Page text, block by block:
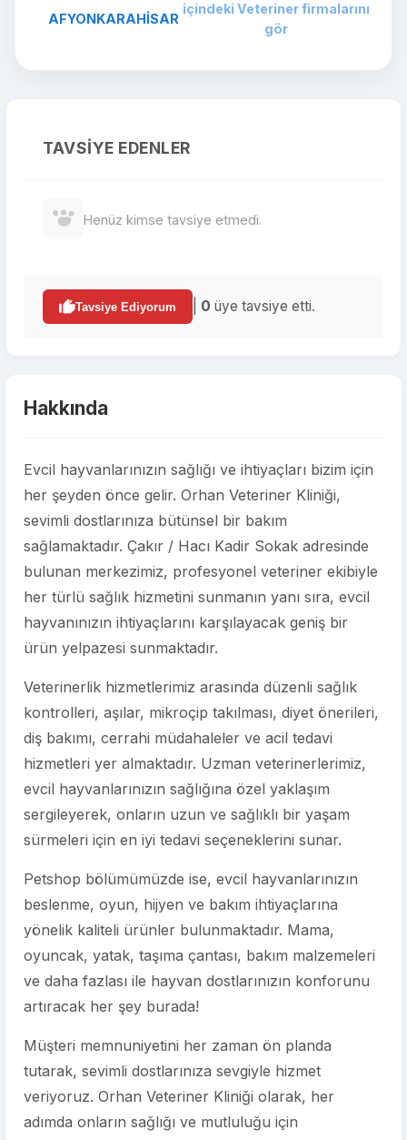
AFYONKARAHİSAR
içindeki Veteriner firmalarını
gör
TAVSIYE EDENLER
Henüz kimse tavsiye etmedi.
Tavsiye Ediyorum 0 üye tavsiye etti.
Hakkında
Evcil hayvanlarınızın sağlığı ve ihtiyaçları bizim için
her şeyden önce gelir. Orhan Veteriner Kliniği,
sevimli dostlarınıza bütünsel bir bakım
sağlamaktadır. Çakır / Hacı Kadir Sokak adresinde
bulunan merkezimiz, profesyonel veteriner ekibiyle
her türlü sağlık hizmetini sunmanın yanı sıra, evcil
hayvanınızın ihtiyaçlarını karşılayacak geniş bir
ürün yelpazesi sunmaktadır.
Veterinerlik hizmetlerimiz arasında düzenli sağlık
kontrolleri, aşılar, mikroçip takılması, diyet önerileri,
diş bakımı, cerrahi müdahaleler ve acil tedavi
hizmetleri yer almaktadır. Uzman veterinerlerimiz,
evcil hayvanlarınızın sağlığına özel yaklaşım
sergileyerek, onların uzun ve sağlıklı bir yaşam
sürmeleri için en iyi tedavi seçeneklerini sunar.
Petshop bölümümüzde ise, evcil hayvanlarınızın
beslenme, oyun, hijyen ve bakım ihtiyaçlarına
yönelik kaliteli ürünler bulunmaktadır. Mama,
oyuncak, yatak, taşıma çantası, bakım malzemeleri
ve daha fazlası ile hayvan dostlarınızın konforunu
artıracak her şey burada!
Müşteri memnuniyetini her zaman ön planda
tutarak, sevimli dostlarınıza sevgiyle hizmet
veriyoruz. Orhan Veteriner Kliniği olarak, her
adımda onların sağlığı ve mutluluğu için